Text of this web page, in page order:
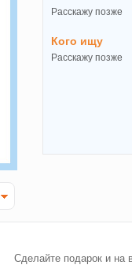
Расскажу позже
Кого ищу
Расскажу позже
Сделайте подарок и на